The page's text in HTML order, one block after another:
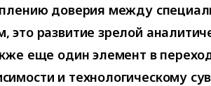
доверия между
это развитие зрелой
еще один элемент в
и технологическому